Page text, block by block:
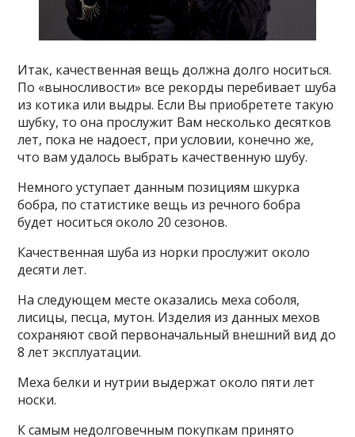
Итак, качественная вещь должна долго носиться.
По «выносливости» все рекорды перебивает шуба
из котика или выдры. Если Вы приобретете такую
шубку, то она прослужит Вам несколько десятков
лет, пока не надоест, при условии, конечно же,
что вам удалось выбрать качественную шубу.
Немного уступает данным позициям шкурка
бобра, по статистике вещь из речного бобра
будет носиться около 20 сезонов.
Качественная шуба из норки прослужит около
десяти лет.
На следующем месте оказались меха соболя,
лисицы, песца, мутон. Изделия из данных мехов
сохраняют свой первоначальный внешний вид до
8 лет эксплуатации.
Меха белки и нутрии выдержат около пяти лет
носки.
К самым недолговечным покупкам принято